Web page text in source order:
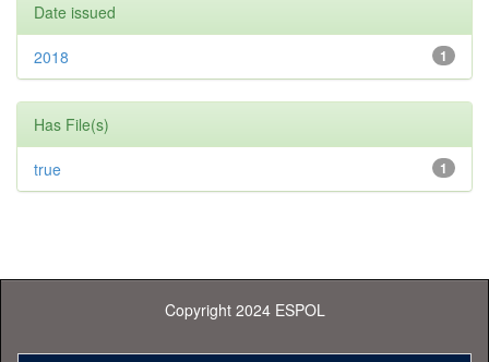
Date issued
1
2018
Has File(s)
1
true
Copyright 2024 ESPOL